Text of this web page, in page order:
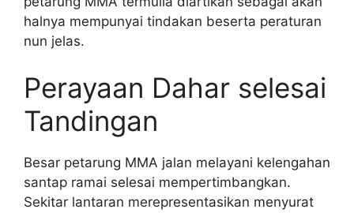
halnya mempunyai tindakan beserta peraturan
nun jelas.
Perayaan Dahar selesai
Tandingan
Besar petarung MMA jalan melayani kelengahan
santap ramai selesai mempertimbangkan.
Sekitar lantaran merepresentasikan menyurat